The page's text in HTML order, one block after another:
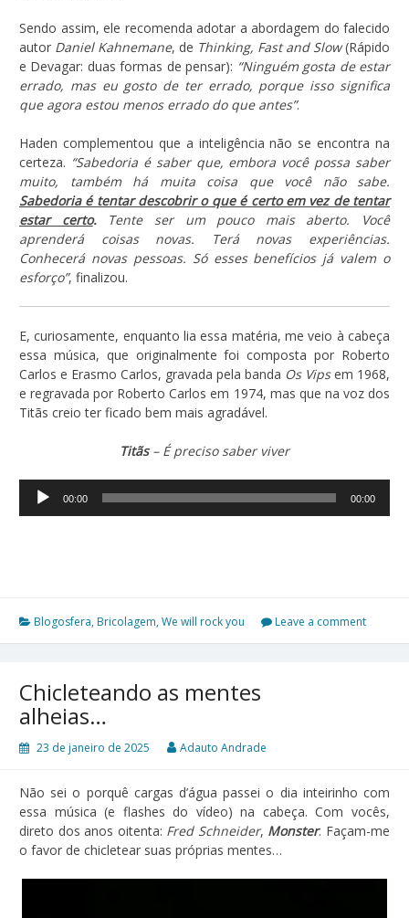
Sendo assim, ele recomenda adotar a abordagem do falecido
autor Daniel Kahnemane, de Thinking, Fast and Slow(Rápido
e Devagar: duas formas de pensar): “Ninguém gosta de estar
errado, mas eu gosto de ter errado, porque isso significa
que agora estou menos errado do que antes”.
Haden complementou que a inteligência não se encontra na
certeza. “Sabedoria é saber que, embora você possa saber
muito, também há muita coisa que você não sabe.
Sabedoria é tentar descobrir o que é certo em vez de tentar
estar certo.Tente ser um pouco mais aberto. Você
aprenderá coisas novas. Terá novas experiências.
Conhecerá novas pessoas. Só esses benefícios já valem o
esforço”, finalizou.
E, curiosamente, enquanto lia essa matéria, me veio à cabeça
essa música, que originalmente foi composta por Roberto
Carlos e Erasmo Carlos, gravada pela banda Os Vipsem 1968,
e regravada por Roberto Carlos em 1974, mas que na voz dos
Titãs creio ter ficado bem mais agradável.
Titãs– É preciso saber viver
Tocador
00:00 00:00
Blogosfera, Bricolagem,We will rock you Leave a comment
Chicleteando as mentes
alheias…
23 de janeiro de 2025 Adauto Andrade
Não sei o porquê cargas d’água passei o dia inteirinho com
essa música (e flashes do vídeo) na cabeça. Com vocês,
direto dos anos oitenta: Fred Schneider, Monster. Façam-me
o favor de chicletear suas próprias mentes…